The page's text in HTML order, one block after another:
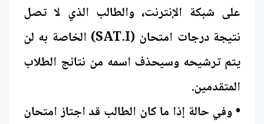
على شبكة الإنترنت، والطالب الذي لا تصل
نتيجة درجات امتحان (SAT.I) الخاصة به لن
يتم ترشيحه وسيحذف اسمه من نتائج الطلاب
المتقدمين.
• وفي حالة إذا ما كان الطالب قد اجتاز امتحان